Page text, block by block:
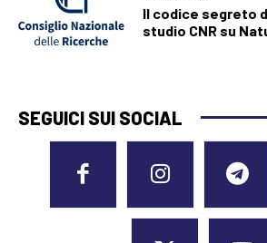
Il codice segreto
studio CNR su
SEGUICI SUI SOCIAL